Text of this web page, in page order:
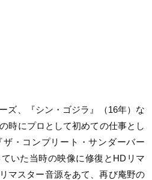
ズ、『シン・ゴジラ』（16年）な
時にプロとして初めての仕事とし
・コンプリート・サンダーバー
いた当時の映像に修復とHDリマ
マスター音源をあて、再び庵野の